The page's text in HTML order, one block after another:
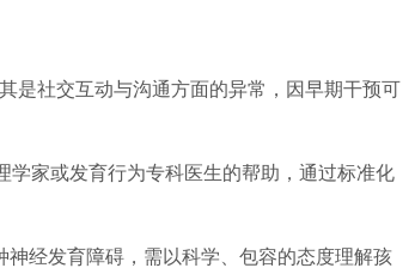
是社交互动与沟通方面的异常，因早期干预可
家或发育行为专科医生的帮助，通过标准化
经发育障碍，需以科学、包容的态度理解孩